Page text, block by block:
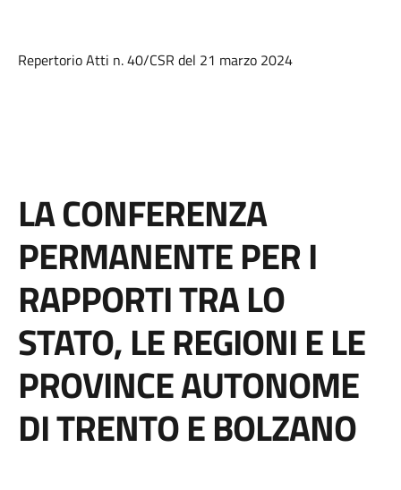
Repertorio Atti n. 40/CSR del 21 marzo 2024
LA CONFERENZA
PERMANENTE PER I
RAPPORTI TRA LO
STATO, LE REGIONI E LE
PROVINCE AUTONOME
DI TRENTO E BOLZANO